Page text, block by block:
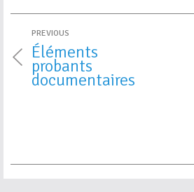
PREVIOUS
Éléments
probants
documentaires